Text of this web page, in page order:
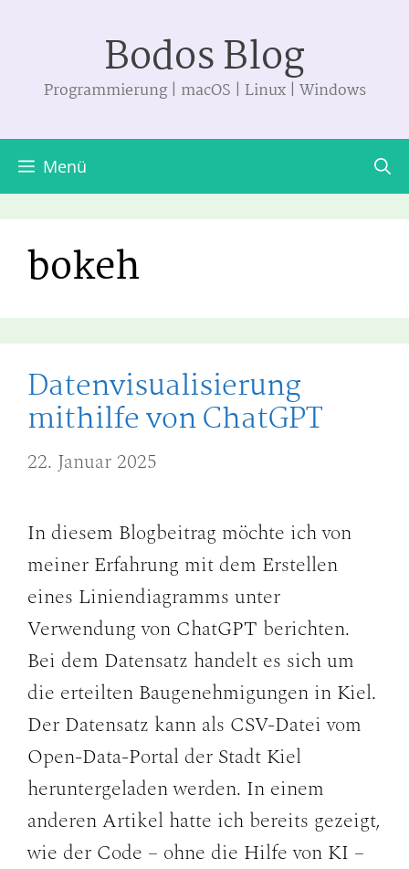
springen
Bodos Blog
Programmierung | macOS | Linux | Windows
Menü
bokeh
Datenvisualisierung
mithilfe von ChatGPT
22. Januar 2025
In diesem Blogbeitrag möchte ich von
meiner Erfahrung mit dem Erstellen
eines Liniendiagramms unter
Verwendung von ChatGPT berichten.
Bei dem Datensatz handelt es sich um
die erteilten Baugenehmigungen in Kiel.
Der Datensatz kann als CSV-Datei vom
Open-Data-Portal der Stadt Kiel
heruntergeladen werden. In einem
anderen Artikel hatte ich bereits gezeigt,
wie der Code – ohne die Hilfe von KI –